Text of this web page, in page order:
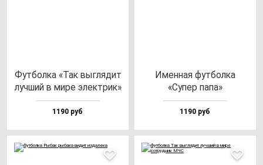
Фут­бол­ка «Так выг­ля­дит
луч­ший в ми­ре элек­трик»
1190 руб
Имен­ная фут­бол­ка
«Супер па­па»
1190 руб